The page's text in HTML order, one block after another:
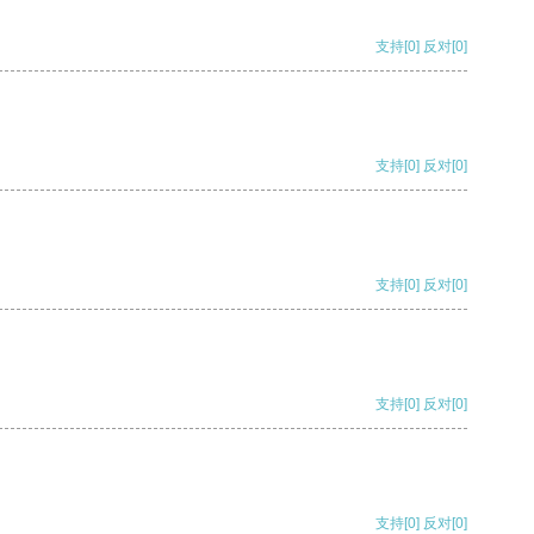
支持[0] 反对[0]
支持[0] 反对[0]
支持[0] 反对[0]
支持[0] 反对[0]
支持[0] 反对[0]